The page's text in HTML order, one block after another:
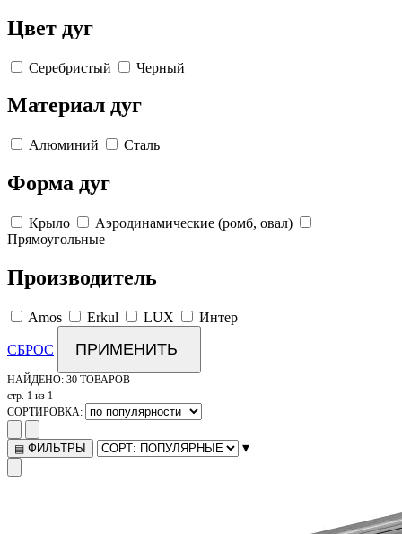
Цвет дуг
Серебристый Черный
Материал дуг
Алюминий Сталь
Форма дуг
Крыло
Аэродинамические (ромб, овал)
Прямоугольные
Производитель
Amos Erkul LUX Интер
СБРОС ПРИМЕНИТЬ
НАЙДЕНО: 30 ТОВАРОВ
стр. 1 из 1
СОРТИРОВКА:
▤ ФИЛЬТРЫ ▾